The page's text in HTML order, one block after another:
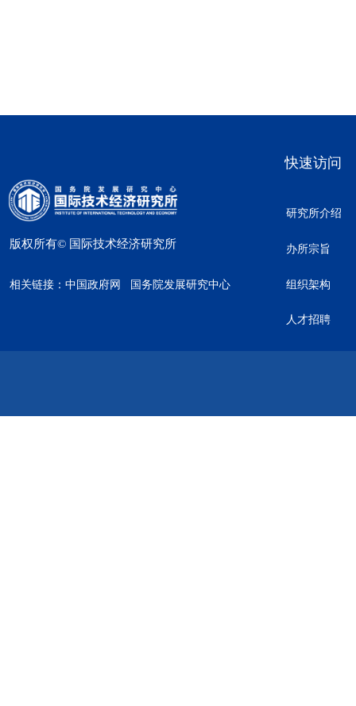
版权所有© 国际技术经济研究所
相关链接： 中国政府网 国务院发展研究中心
快速访问
研究所介绍
办所宗旨
组织架构
人才招聘